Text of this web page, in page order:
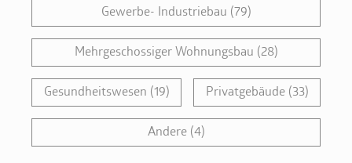
Gewerbe- Industriebau (79)
Mehrgeschossiger Wohnungsbau (28)
Gesundheitswesen (19) Privatgebäude (33)
Andere (4)